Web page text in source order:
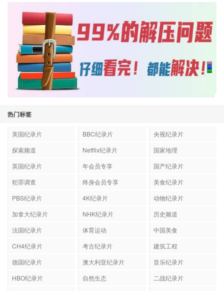
热门标签
美国纪录片 BBC纪录片
央视纪录片
探索频道
Netflix纪录片
国家地理
英国纪录片
年会员专享
国产纪录片
犯罪调查
终身会员专享
美食纪录片
PBS纪录片
4K纪录片
动物纪录片
加拿大纪录片
NHK纪录片
历史频道
法国纪录片
体育运动
中国美食
CH4纪录片
考古纪录片
建筑工程
德国纪录片
澳大利亚纪录片
音乐纪录片
HBO纪录片
自然生态
二战纪录片